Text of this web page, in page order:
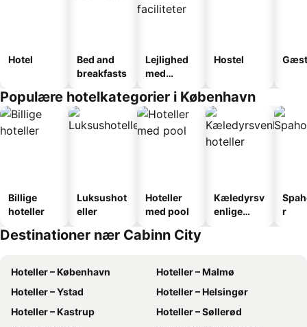
Hotel
Bed and
breakfasts
Lejlighed
med
Hostel
Populære hotelkategorier i København
Billige
hoteller
Luksushot
eller
Hoteller
med pool
Kæledyrsv
enlige
r
Destinationer nær Cabinn City
Hoteller – København
Hoteller – Malmø
Hoteller – Ystad
Hoteller – Helsingør
Hoteller – Kastrup
Hoteller – Søllerød